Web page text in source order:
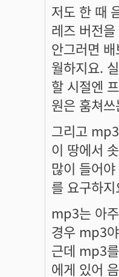
저도 한 때
레즈 버전
안그러면
월하지요.
할 시절엔
원은 훔쳐
그리고
이 땅에서
많이 들어
를 요구하
mp3는 아
경우 mp3
근데 mp3
에게 있어